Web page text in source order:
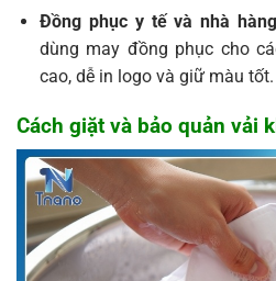
Đồng phục y tế và nhà
dùng may đồng phục cho
cao, dễ in logo và giữ màu tốt.
Cách giặt và bảo quản vải